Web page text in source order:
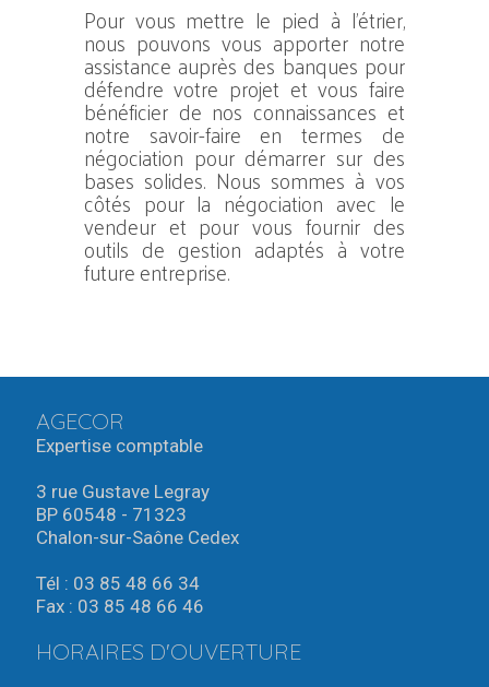
Pour vous mettre le pied à l’étrier,
nous pouvons vous apporter notre
assistance auprès des banques pour
défendre votre projet et vous faire
bénéficier de nos connaissances et
notre savoir-faire en termes de
négociation pour démarrer sur des
bases solides. Nous sommes à vos
côtés pour la négociation avec le
vendeur et pour vous fournir des
outils de gestion adaptés à votre
future entreprise.
AGECOR
Expertise comptable
3 rue Gustave Legray
BP 60548 - 71323
Chalon-sur-Saône Cedex
Tél : 03 85 48 66 34
Fax : 03 85 48 66 46
HORAIRES D'OUVERTURE